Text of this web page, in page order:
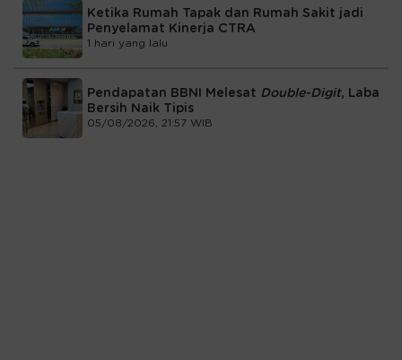
Ketika Rumah Tapak dan Rumah Sakit jadi
Penyelamat Kinerja CTRA
1 hari yang lalu
Pendapatan BBNI Melesat Double-Digit, Laba
Bersih Naik Tipis
05/08/2026, 21:57 WIB